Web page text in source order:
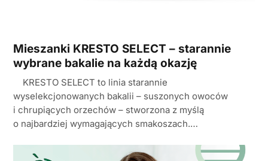
Mieszanki KRESTO SELECT – starannie
wybrane bakalie na każdą okazję
KRESTO SELECT to linia starannie
wyselekcjonowanych bakalii – suszonych owoców
i chrupiących orzechów – stworzona z myślą
o najbardziej wymagających smakoszach.…